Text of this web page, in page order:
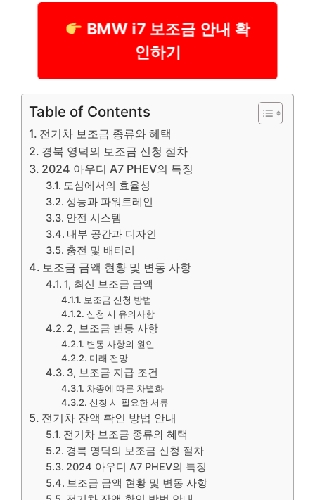
BMW i7 보조금 안내 확
인하기
Table of Contents
전기차 보조금 종류와 혜택
경북 영덕의 보조금 신청 절차
2024 아우디 A7 PHEV의 특징
도심에서의 효율성
성능과 파워트레인
안전 시스템
내부 공간과 디자인
충전 및 배터리
보조금 금액 현황 및 변동 사항
1, 최신 보조금 금액
보조금 신청 방법
신청 시 유의사항
2, 보조금 변동 사항
변동 사항의 원인
미래 전망
3, 보조금 지급 조건
차종에 따른 차별화
신청 시 필요한 서류
전기차 잔액 확인 방법 안내
전기차 보조금 종류와 혜택
경북 영덕의 보조금 신청 절차
2024 아우디 A7 PHEV의 특징
보조금 금액 현황 및 변동 사항